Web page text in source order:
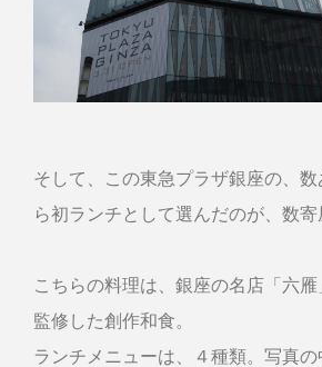
そして、この東急プラザ銀座の、
ら初ランチとして選んだのが、数寄
こちらの料理は、銀座の名店「六
監修した創作和食。
ランチメニューは、４種類。写真